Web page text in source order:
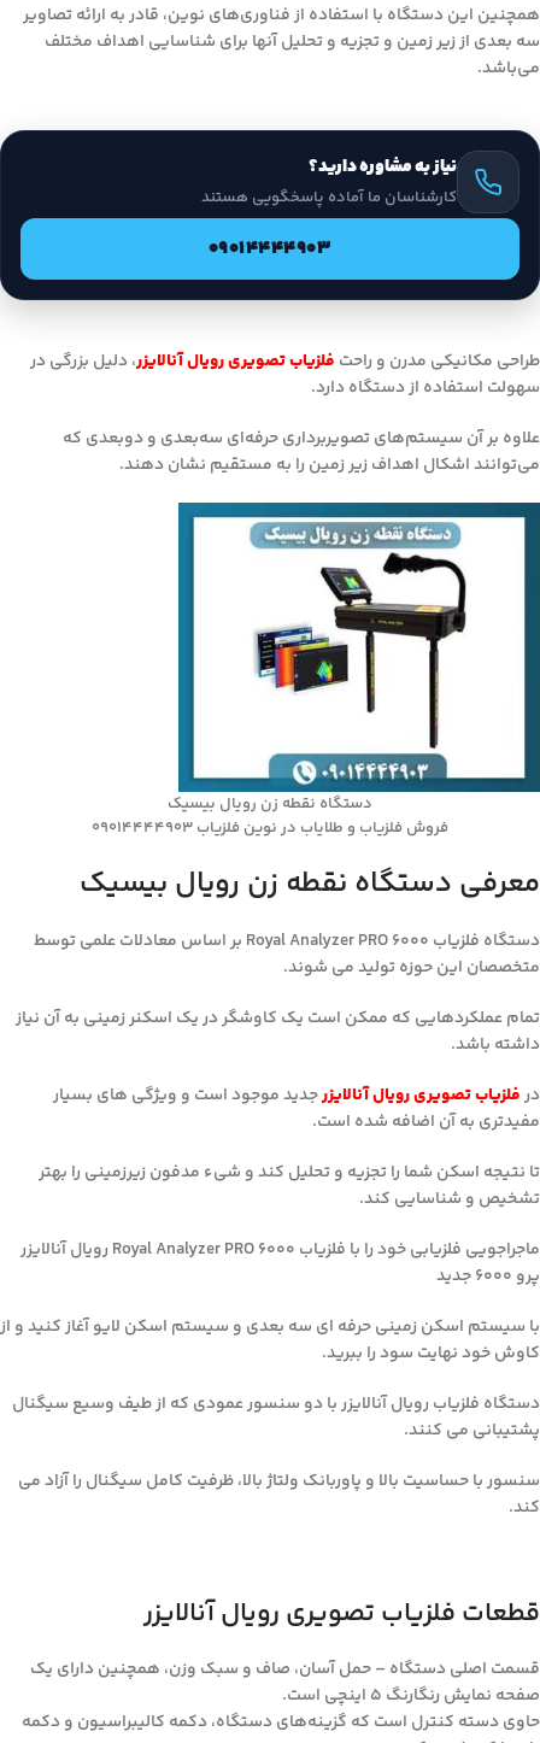
همچنین این دستگاه با استفاده از فناوری‌های نوین، قادر به ارائه تصاویر
سه بعدی از زیر زمین و تجزیه و تحلیل آنها برای شناسایی اهداف مختلف
می‌باشد.
نیاز به مشاوره دارید؟
کارشناسان ما آماده پاسخگویی هستند
09014444903
طراحی مکانیکی مدرن و راحت فلزیاب تصویری رویال آنالایزر، دلیل بزرگی در
سهولت استفاده از دستگاه دارد.
علاوه بر آن سیستم‌های تصویربرداری حرفه‌ای سه‌بعدی و دوبعدی که
می‌توانند اشکال اهداف زیر زمین را به مستقیم نشان دهند.
دستگاه نقطه زن رویال بیسیک
فروش فلزیاب و طلایاب در نوین فلزیاب 09014444903
معرفی دستگاه نقطه زن رویال بیسیک
دستگاه فلزیاب Royal Analyzer PRO 6000 بر اساس معادلات علمی توسط
متخصصان این حوزه تولید می شوند.
تمام عملکردهایی که ممکن است یک کاوشگر در یک اسکنر زمینی به آن نیاز
داشته باشد.
درفلزیاب تصویری رویال آنالایزرجدید موجود است و ویژگی های بسیار
مفیدتری به آن اضافه شده است.
تا نتیجه اسکن شما را تجزیه و تحلیل کند و شیء مدفون زیرزمینی را بهتر
تشخیص و شناسایی کند.
ماجراجویی فلزیابی خود را با فلزیاب Royal Analyzer PRO 6000 رویال آنالایزر
پرو 6000 جدید
با سیستم اسکن زمینی حرفه ای سه بعدی و سیستم اسکن لایو آغاز کنید و از
کاوش خود نهایت سود را ببرید.
دستگاه فلزیاب رویال آنالایزر با دو سنسور عمودی که از طیف وسیع سیگنال
پشتیبانی می کنند.
سنسور با حساسیت بالا و پاوربانک ولتاژ بالا، ظرفیت کامل سیگنال را آزاد می
کند.
قطعات فلزیاب تصویری رویال آنالایزر
قسمت اصلی دستگاه – حمل آسان، صاف و سبک وزن، همچنین دارای یک
صفحه نمایش رنگارنگ 5 اینچی است.
حاوی دسته کنترل است که گزینه‌های دستگاه، دکمه کالیبراسیون و دکمه